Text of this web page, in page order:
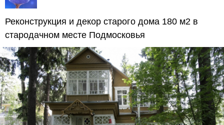
Реконструкция и декор старого дома 180 м2 в
стародачном месте Подмосковья